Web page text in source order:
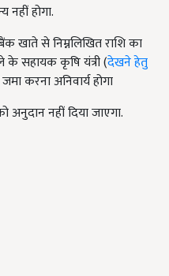
नहीं होगा.
से निम्नलिखित राशि का
के सहायक कृषि यंत्री (देखने हेतु
करना अनिवार्य होगा
अनुदान नहीं दिया जाएगा.